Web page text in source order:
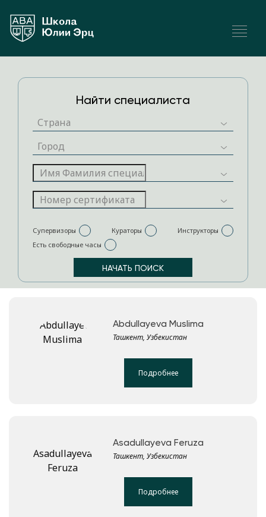
Найти специалиста
Супервизоры Кураторы
Инструкторы
Есть свободные часы
Abdullayeva Muslima
Ташкент, Узбекистан
Подробнее
Asadullayeva Feruza
Ташкент, Узбекистан
Подробнее